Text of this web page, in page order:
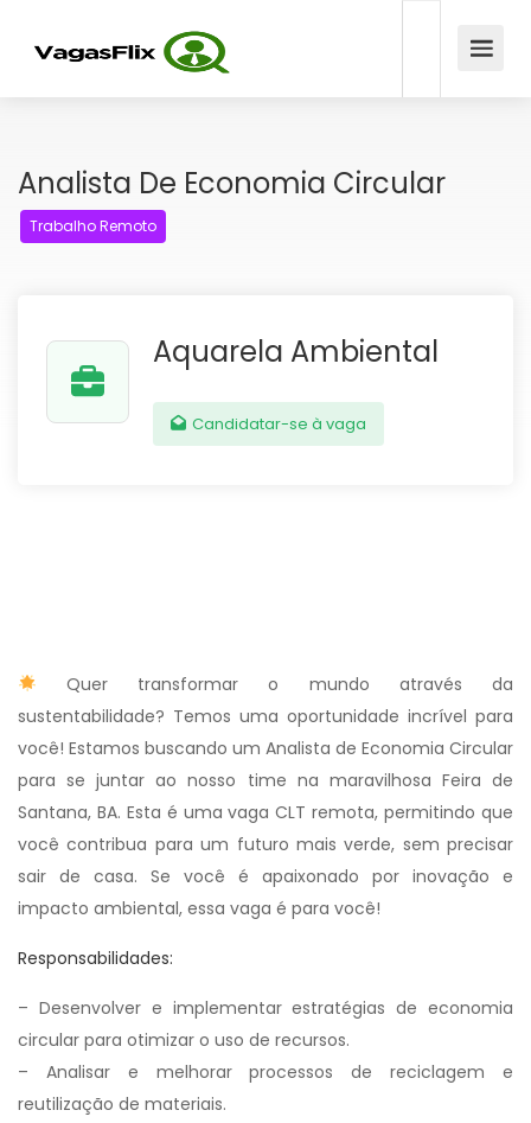
Analista De Economia Circular
Trabalho Remoto
Aquarela Ambiental
Candidatar-se à vaga
Quer transformar o mundo através da
sustentabilidade? Temos uma oportunidade incrível para
você! Estamos buscando um Analista de Economia Circular
para se juntar ao nosso time na maravilhosa Feira de
Santana, BA. Esta é uma vaga CLT remota, permitindo que
você contribua para um futuro mais verde, sem precisar
sair de casa. Se você é apaixonado por inovação e
impacto ambiental, essa vaga é para você!
Responsabilidades:
– Desenvolver e implementar estratégias de economia
circular para otimizar o uso de recursos.
– Analisar e melhorar processos de reciclagem e
reutilização de materiais.